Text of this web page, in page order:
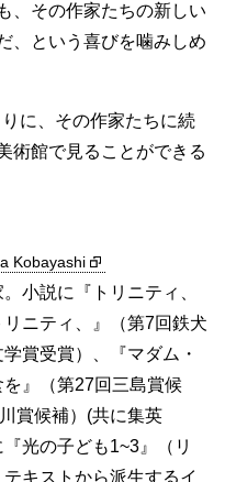
、その作家たちの新しい
、という喜びを噛みしめ
に、その作家たちに続
術館で見ることができる
Kobayashi
小説に『トリニティ、
リニティ、』（第7回鉄犬
賞受賞）、『マダム・
』（第27回三島賞候
賞候補）(共に集英
光の子ども1~3』（リ
テキストから派生するイ